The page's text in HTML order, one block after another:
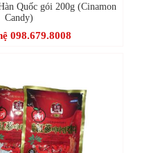
Quốc gói 200g (Cinamon
Candy)
098.679.8008